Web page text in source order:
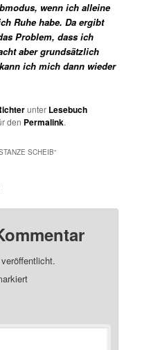
wenn ich alleine
Ruhe habe. Da ergibt
Problem, dass ich
aber grundsätzlich
ich mich dann wieder
unter Lesebuch
den Permalink.
SCHEIB“